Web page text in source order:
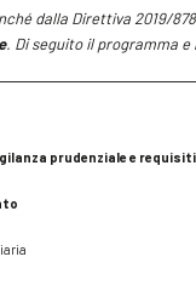
dalla Direttiva 2019/
. Di seguito il programma
prudenziale e